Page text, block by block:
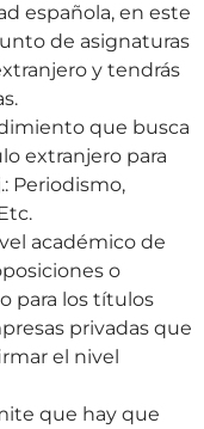
española, en este
de asignaturas
y tendrás
que busca
extranjero para
Periodismo,
académico de
o
para los títulos
privadas que
el nivel
que hay que